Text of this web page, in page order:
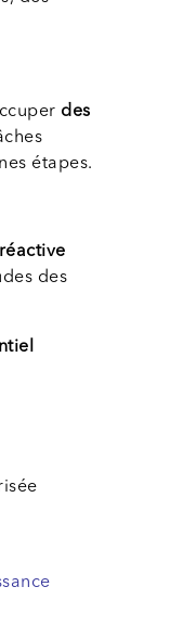
des
étapes.
des